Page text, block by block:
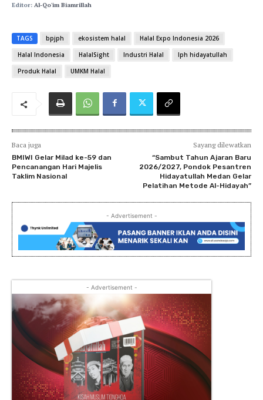
Editor: Al-Qo'im Biamrillah
TAGS bpjph ekosistem halal
Halal Expo Indonesia 2026
Halal Indonesia
HalalSight Industri Halal
lph hidayatullah
Produk Halal
UMKM Halal
Baca juga
BMIWI Gelar Milad ke-59 dan
Pencanangan Hari Majelis
Taklim Nasional
Sayang dilewatkan
“Sambut Tahun Ajaran Baru
2026/2027, Pondok Pesantren
Hidayatullah Medan Gelar
Pelatihan Metode Al-Hidayah”
- Advertisement -
- Advertisement -